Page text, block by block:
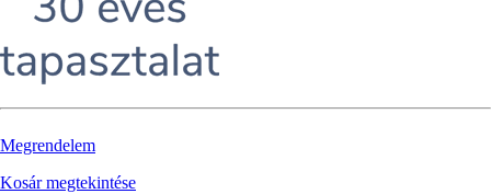
Megrendelem
Kosár megtekintése